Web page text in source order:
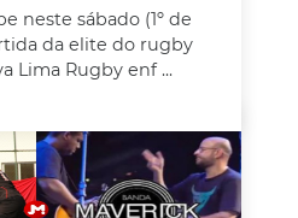
neste sábado (1º de
da elite do rugby
Lima Rugby enf ...